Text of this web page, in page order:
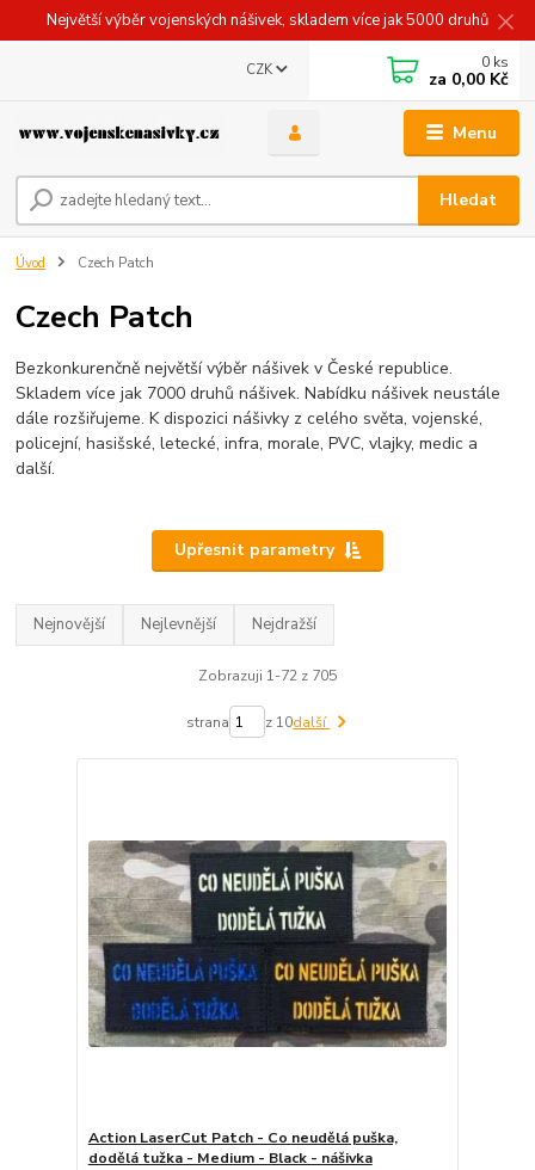
Největší výběr vojenských nášivek, skladem více jak 5000 druhů
Menu
CZK
Hledat
0 ks
za 0,00 Kč
Úvod Czech Patch
Czech Patch
Bezkonkurenčně největší výběr nášivek v České republice.
Skladem více jak 7000 druhů nášivek. Nabídku nášivek neustále
dále rozšiřujeme. K dispozici nášivky z celého světa, vojenské,
policejní, hasišské, letecké, infra, morale, PVC, vlajky, medic a
další.
Upřesnit parametry
Nejnovější Nejlevnější Nejdražší
Zobrazuji 1-72 z 705
strana z 10další
Action LaserCut Patch - Co neudělá puška,
dodělá tužka - Medium - Black - nášivka